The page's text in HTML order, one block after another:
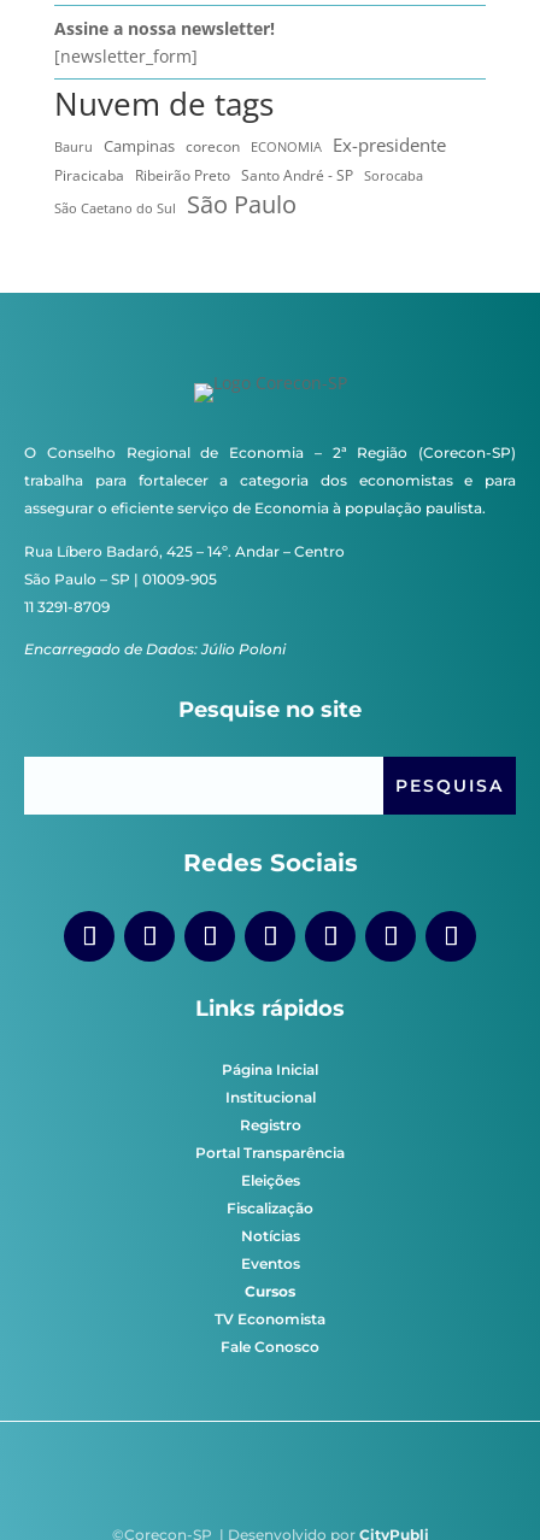
Assine a nossa newsletter!
[newsletter_form]
Nuvem de tags
Bauru Campinas corecon ECONOMIA Ex-presidente
Piracicaba Ribeirão Preto Santo André - SP
Sorocaba
São Caetano do Sul
São Paulo
O Conselho Regional de Economia – 2ª Região (Corecon-SP)
trabalha para fortalecer a categoria dos economistas e para
assegurar o eficiente serviço de Economia à população paulista.
Rua Líbero Badaró, 425 – 14º. Andar – Centro
São Paulo – SP | 01009-905
11 3291-8709
Encarregado de Dados: Júlio Poloni
Pesquise no site
Redes Sociais
Links rápidos
Página Inicial
Institucional
Registro
Portal Transparência
Eleições
Fiscalização
Notícias
Eventos
Cursos
TV Economista
Fale Conosco
©Corecon-SP | Desenvolvido por CityPubli